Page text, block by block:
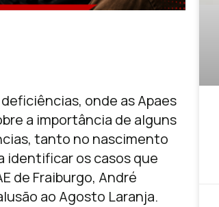
onde as Apaes
a importância de alguns
tanto no nascimento
identificar os casos que
de Fraiburgo, André
ao Agosto Laranja.